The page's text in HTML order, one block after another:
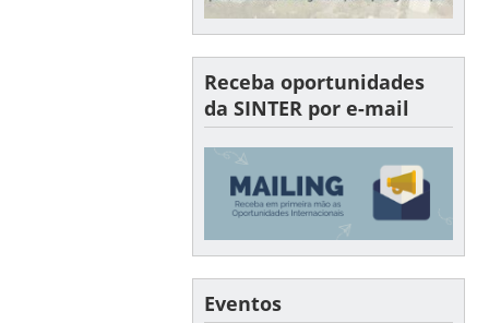
Receba oportunidades
da SINTER por e-mail
Eventos